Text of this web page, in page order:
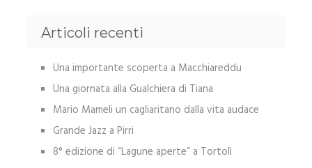
Articoli recenti
Una importante scoperta a Macchiareddu
Una giornata alla Gualchiera di Tiana
Mario Mameli un cagliaritano dalla vita audace
Grande Jazz a Pirri
8° edizione di “Lagune aperte” a Tortolì